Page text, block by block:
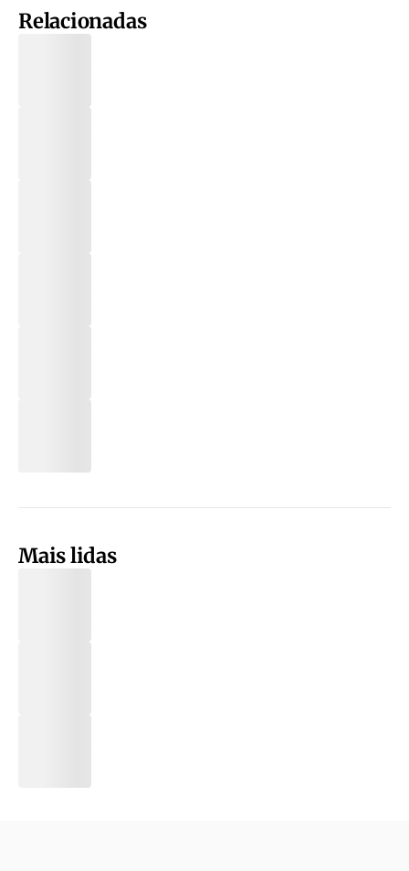
Relacionadas
Mais lidas